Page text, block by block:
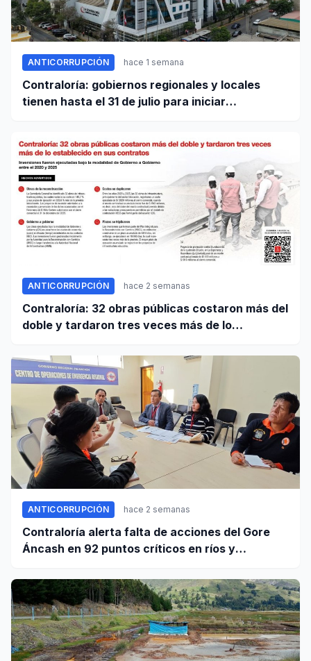
ANTICORRUPCIÓN hace 1 semana
Contraloría: gobiernos regionales y locales
tienen hasta el 31 de julio para iniciar
ANTICORRUPCIÓN hace 2 semanas
Contraloría: 32 obras públicas costaron más del
doble y tardaron tres veces más de lo
ANTICORRUPCIÓN hace 2 semanas
Contraloría alerta falta de acciones del Gore
Áncash en 92 puntos críticos en ríos y